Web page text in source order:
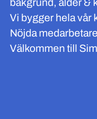
bakgrund, ålder &
Vi bygger hela vår
Nöjda
Välkommen till